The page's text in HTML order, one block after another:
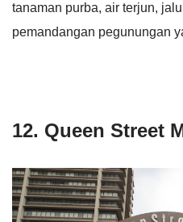
tanaman purba, air terjun,
pemandangan pegunungan
12. Queen Street